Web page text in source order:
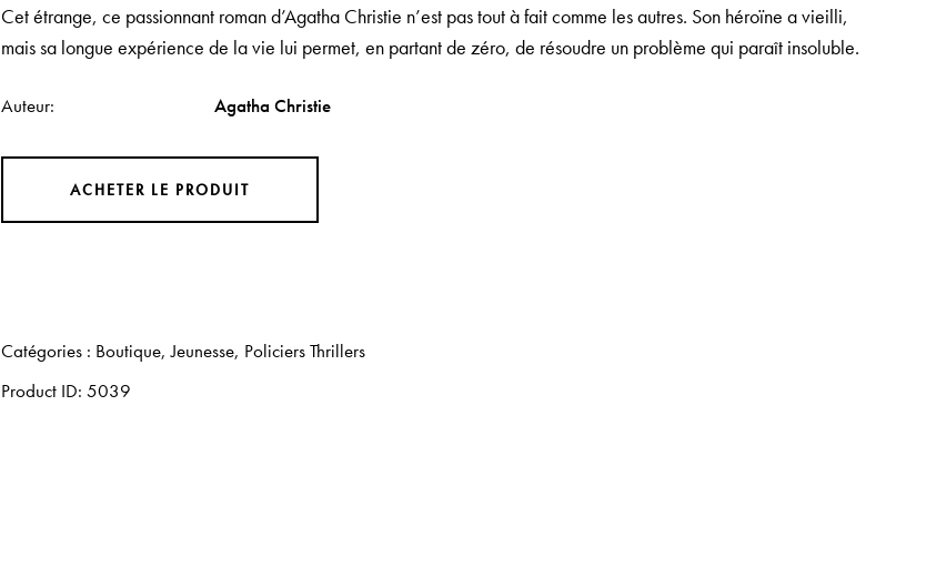
Cet étrange, ce passionnant roman d’Agatha Christie n’est pas tout à fait comme les autres. Son héroïne a vieilli,
mais sa longue expérience de la vie lui permet, en partant de zéro, de résoudre un problème qui paraît insoluble.
Auteur Agatha Christie
ACHETER LE PRODUIT
Catégories : Boutique,Jeunesse, Policiers Thrillers
Product ID:5039